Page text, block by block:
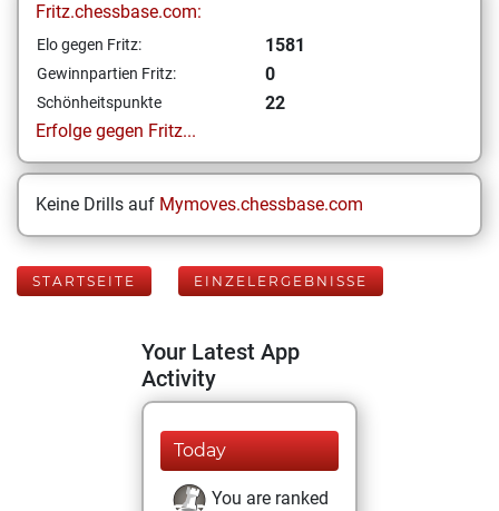
Fritz.chessbase.com:
Elo gegen Fritz: 1581
Gewinnpartien Fritz: 0
Schönheitspunkte
22
Erfolge gegen Fritz...
Keine Drills auf Mymoves.chessbase.com
STARTSEITE EINZELERGEBNISSE
Your Latest App
Activity
Today
You are ranked